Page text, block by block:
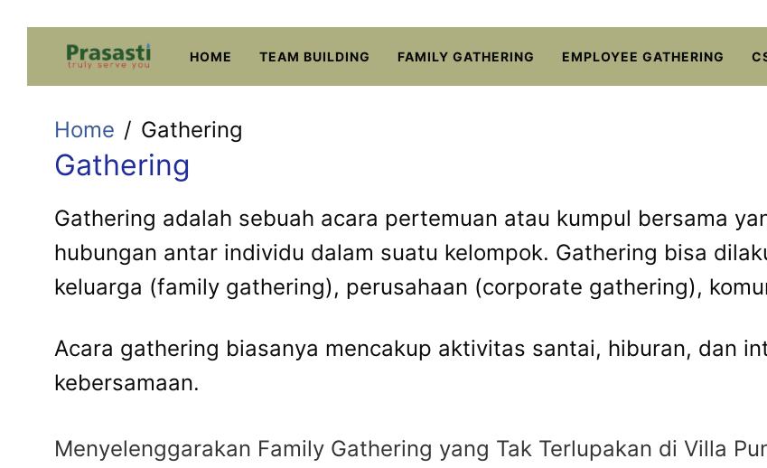
content
HOME TEAM BUILDING FAMILY GATHERING EMPLOYEE GATHERING
Home Gathering
Gathering
Gathering adalah sebuah acara pertemuan atau kumpul bersama
hubungan antar individu dalam suatu kelompok. Gathering bisa
keluarga (family gathering), perusahaan (corporate gathering),
Acara gathering biasanya mencakup aktivitas santai, hiburan, dan
kebersamaan.
Menyelenggarakan Family Gathering yang Tak Terlupakan di Villa